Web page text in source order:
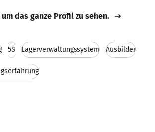
das ganze Profil zu sehen.
5S Lagerverwaltungssystem Ausbilder